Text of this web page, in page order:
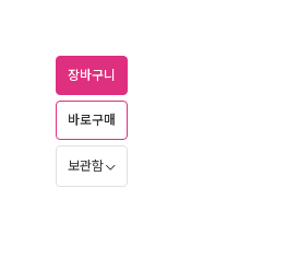
장바구니
바로구매
보관함